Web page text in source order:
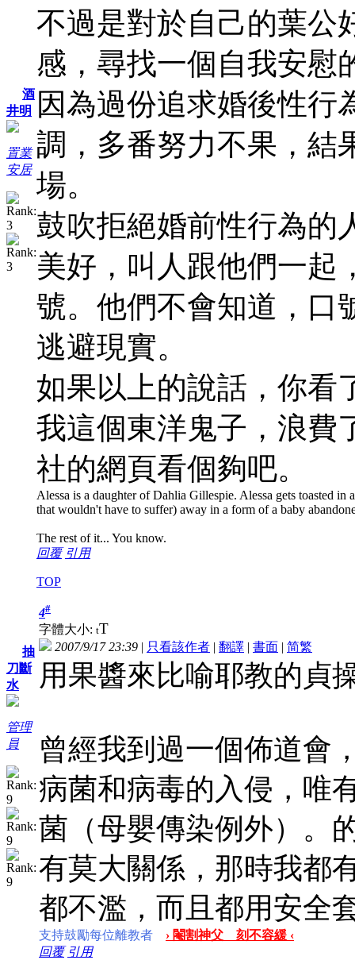
酒
井明
置業
安居
不過是對於自己的葉公
感，尋找一個自我安慰
因為過份追求婚後性行
調，多番努力不果，結
場。
鼓吹拒絕婚前性行為的
美好，叫人跟他們一起
號。他們不會知道，口
逃避現實。
如果以上的說話，你看
我這個東洋鬼子，浪費
社的網頁看個夠吧。
Alessa is a daughter of Dahlia Gillespie. Alessa gets toasted in
that wouldn't have to suffer) away in a form of a baby
The rest of it... You know.
回覆 引用
TOP
抽
刀斷
水
管理
員
4#
字體大小: tT
2007/9/17 23:39 | 只看該作者 | 翻譯 | 書面 | 简繁
用果醬來比喻耶教的貞
曾經我到過一個佈道會
病菌和病毒的入侵，唯
菌（母嬰傳染例外）。
有莫大關係，那時我都
都不濫，而且都用安全
支持鼓勵每位離教者
› 閹割神父 刻不容緩 ‹
回覆 引用